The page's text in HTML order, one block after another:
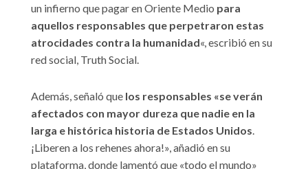
un infierno que pagar en Oriente Medio para
aquellos responsables que perpetraron estas
atrocidades contra la humanidad«, escribió en su
red social, Truth Social.
Además, señaló que los responsables «se verán
afectados con mayor dureza que nadie en la
larga e histórica historia de Estados Unidos.
¡Liberen a los rehenes ahora!», añadió en su
plataforma, donde lamentó que «todo el mundo»